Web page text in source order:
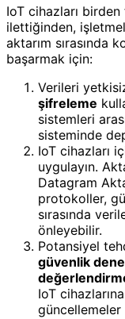
IoT cihazları
ilettiğinden,
aktarım sırasında
başarmak için:
Verileri
şifreleme
sistemleri
sisteminde
IoT cihazları
uygulayın.
Datagram
protokoller,
sırasında
önleyebilir.
Potansiyel
güvenlik
IoT
güncellemeler